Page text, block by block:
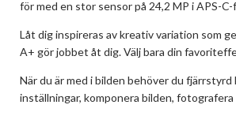
för med en stor sensor på 24,2 MP i APS-
Låt dig inspireras av kreativ variation som
A+ gör jobbet åt dig. Välj bara din
När du är med i bilden behöver du
inställningar, komponera bilden, fotografera